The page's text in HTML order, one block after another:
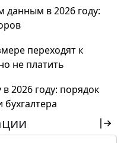
в 2026 году:
переходят к
не платить
2026 году: порядок